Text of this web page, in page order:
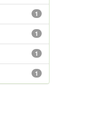
1
1
1
1